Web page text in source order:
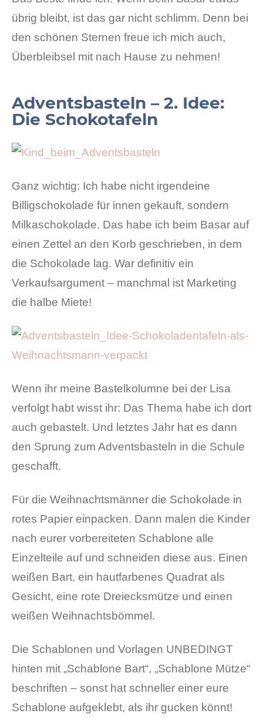
übrig bleibt, ist das gar nicht schlimm. Denn bei
den schönen Sternen freue ich mich auch,
Überbleibsel mit nach Hause zu nehmen!
Adventsbasteln – 2. Idee:
Die Schokotafeln
Ganz wichtig: Ich habe nicht irgendeine
Billigschokolade für innen gekauft, sondern
Milkaschokolade. Das habe ich beim Basar auf
einen Zettel an den Korb geschrieben, in dem
die Schokolade lag. War definitiv ein
Verkaufsargument – manchmal ist Marketing
die halbe Miete!
Wenn ihr meine Bastelkolumne bei der Lisa
verfolgt habt wisst ihr: Das Thema habe ich dort
auch gebastelt. Und letztes Jahr hat es dann
den Sprung zum Adventsbasteln in die Schule
geschafft.
Für die Weihnachtsmänner die Schokolade in
rotes Papier einpacken. Dann malen die Kinder
nach eurer vorbereiteten Schablone alle
Einzelteile auf und schneiden diese aus. Einen
weißen Bart, ein hautfarbenes Quadrat als
Gesicht, eine rote Dreiecksmütze und einen
weißen Weihnachtsbömmel.
Die Schablonen und Vorlagen UNBEDINGT
hinten mit „Schablone Bart“, „Schablone Mütze“
beschriften – sonst hat schneller einer eure
Schablone aufgeklebt, als ihr gucken könnt!